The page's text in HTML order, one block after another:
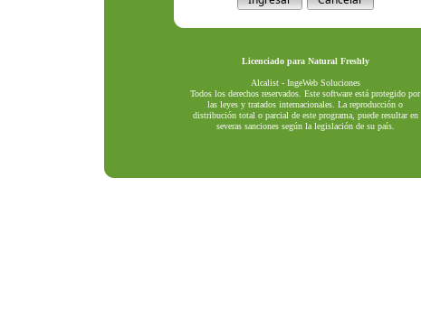
Licenciado para Natural Freshly
Alcalist - IngeWeb Soluciones
Todos los derechos reservados. Este software está protegido por
las leyes y tratados internacionales. La reproducción o
distribución total o parcial de este programa, puede resultar en
severas sanciones según la legislación de su país.